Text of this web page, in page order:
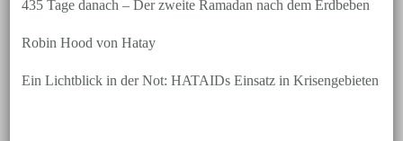
435 Tage danach – Der zweite Ramadan nach dem Erdbeben
Robin Hood von Hatay
Ein Lichtblick in der Not: HATAIDs Einsatz in Krisengebieten